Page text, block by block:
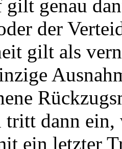
genau
der
gilt als
tritt dann
ein letzter